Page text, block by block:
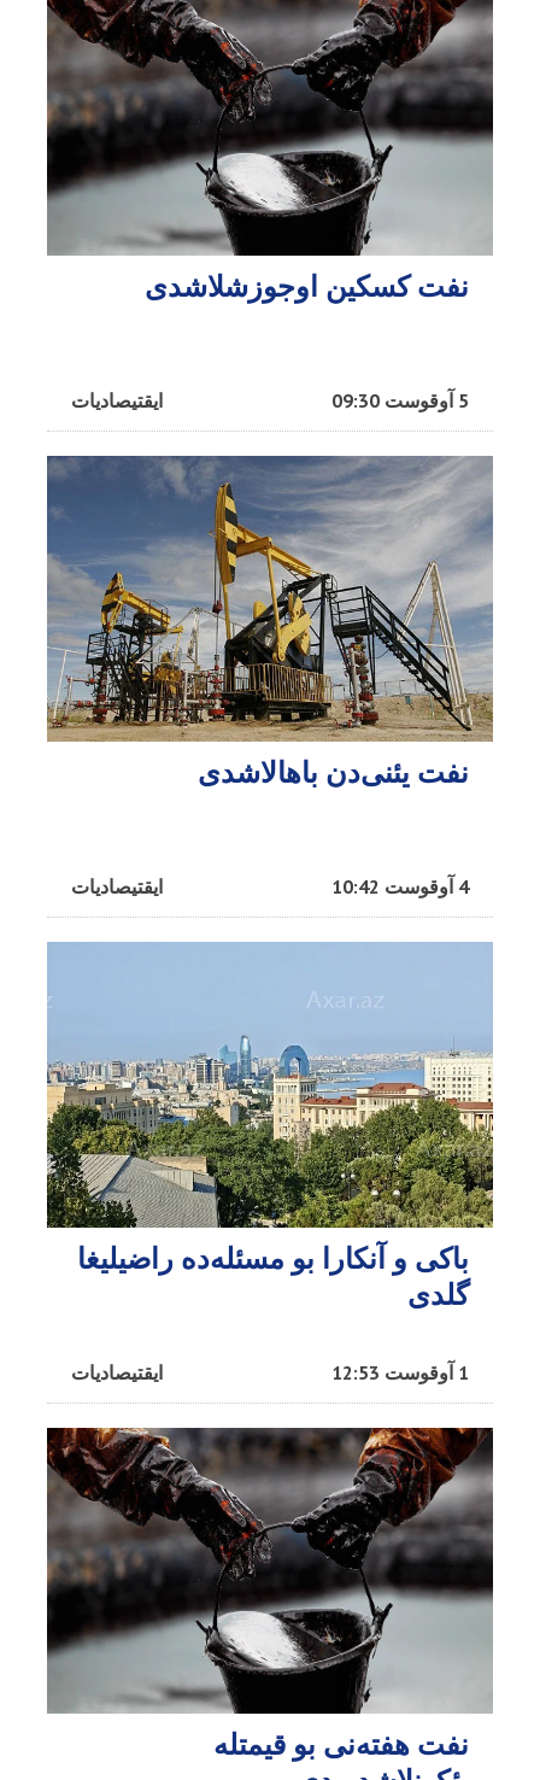
نفت کسکین اوجوزشلاشدی
ایقتیصادیات 5 آوقوست 09:30
نفت یئنی‌دن باهالاشدی
ایقتیصادیات 4 آوقوست 10:42
باکی و آنکارا بو مسئله‌ده راضیلیغا
گلدی
ایقتیصادیات 1 آوقوست 12:53
نفت هفته‌نی بو قیمتله